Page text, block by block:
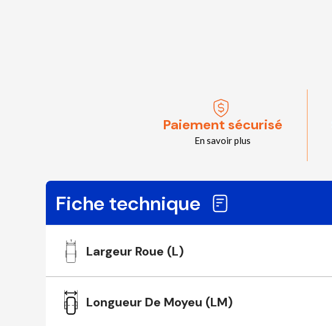
Paiement sécurisé
En savoir plus
Fiche technique
Largeur Roue (L)
Longueur De Moyeu (LM)